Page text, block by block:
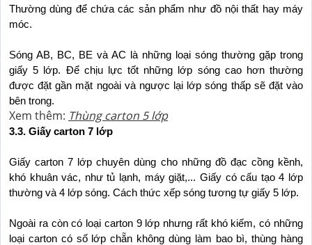
Thường dùng để chứa các sản phẩm như đồ nội thất hay máy
móc.
Sóng AB, BC, BE và AC là những loại sóng thường gặp trong
giấy 5 lớp. Để chịu lực tốt những lớp sóng cao hơn thường
được đặt gần mặt ngoài và ngược lại lớp sóng thấp sẽ đặt vào
bên trong.
Xem thêm: Thùng carton 5 lớp
3.3. Giấy carton 7 lớp
Giấy carton 7 lớp chuyên dùng cho những đồ đạc cồng kềnh,
khó khuân vác, như tủ lạnh, máy giặt,... Giấy có cấu tạo 4 lớp
thường và 4 lớp sóng. Cách thức xếp sóng tương tự giấy 5 lớp.
Ngoài ra còn có loại carton 9 lớp nhưng rất khó kiếm, có những
loại carton có số lớp chẵn không dùng làm bao bì, thùng hàng